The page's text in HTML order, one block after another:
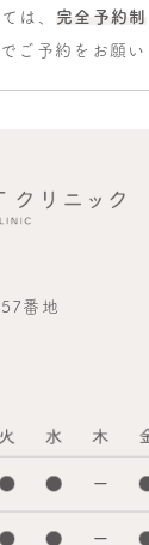
は、 完全予約制
ご予約をお願い
番地